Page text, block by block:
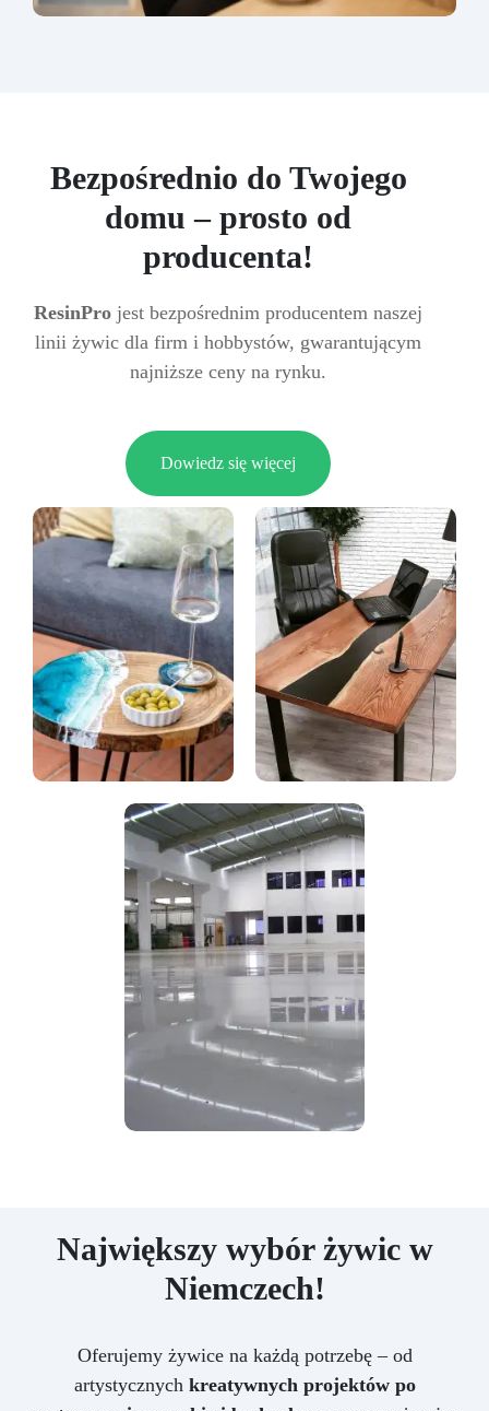
Bezpośrednio do Twojego
domu – prosto od
producenta!
ResinPro jest bezpośrednim producentem naszej
linii żywic dla firm i hobbystów, gwarantującym
najniższe ceny na rynku.
Dowiedz się więcej
Największy wybór żywic w
Niemczech!
Oferujemy żywice na każdą potrzebę – od
artystycznych kreatywnych projektów po